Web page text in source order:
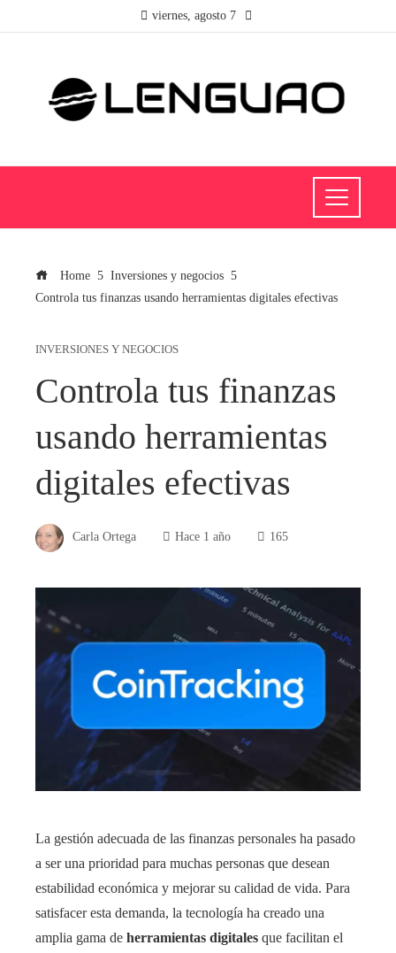
viernes, agosto 7
Home
Inversiones y negocios
Controla tus finanzas usando herramientas digitales efectivas
INVERSIONES Y NEGOCIOS
Controla tus finanzas
usando herramientas
digitales efectivas
Carla Ortega Hace 1 año 165
La gestión adecuada de las finanzas personales ha pasado
a ser una prioridad para muchas personas que desean
estabilidad económica y mejorar su calidad de vida. Para
satisfacer esta demanda, la tecnología ha creado una
amplia gama de herramientas digitales que facilitan el